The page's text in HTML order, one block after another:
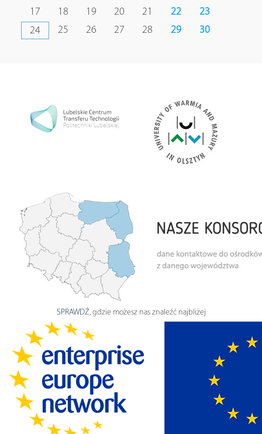
17
18 19 20 21 22
23
24
25 26 27 28 29 30
SPRAWDŹ, gdzie możesz nas znaleźć najbliżej